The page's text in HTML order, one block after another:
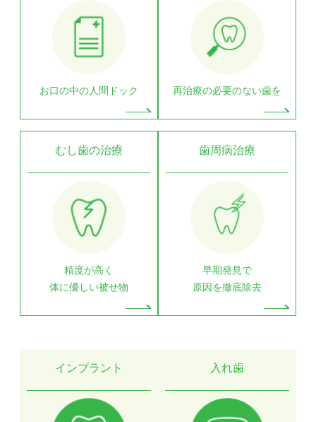
お口の中の人間ドック 再治療の必要のない歯を
むし歯の治療
精度が高く
体に優しい被せ物
歯周病治療
早期発見で
原因を徹底除去
インプラント 入れ歯